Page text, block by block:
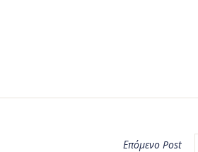
ΕπόμενοPost